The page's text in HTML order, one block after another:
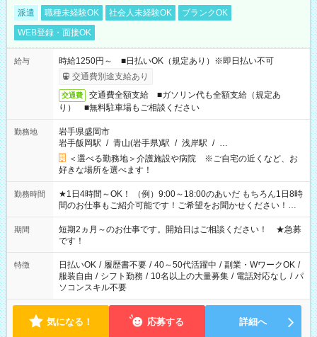
派遣 職種未経験OK 社会人未経験OK
ブランクOK
WEB登録・面接OK
給与
時給1250円～ ■日払いOK（規定あり）※即日払い不可
交通費別途支給あり
交通費
交通費全額支給 ■ガソリン代も全額支給（規定あ
り） ■無料駐車場もご相談ください
勤務地
岩手県盛岡市
岩手飯岡駅 / 青山(岩手県)駅 / 浅岸駅 / …
＜選べる勤務地＞介護施設や病院 ※ご自宅の近くなど、お
好きな場所を選べます！
勤務時間
★1日4時間～OK！ （例）9:00～18:00のあいだ もちろん1日8時
間のお仕事もご紹介可能です！ご希望をお聞かせください！★
家庭の都合でお休みが必要な場合も遠慮なくご相談ください。
※週最低15時間以上の勤務が必要です
期間
短期2ヵ月～のお仕事です。開始日はご相談ください！ ★急募
です！
特徴 日払いOK / 履歴書不要 / 40～50代活躍中 / 副業・WワークOK /
服装自由 / シフト勤務 / 10名以上の大量募集 / 電話対応なし / パ
ソコンスキル不要
気になる！ 応募する 詳細へ